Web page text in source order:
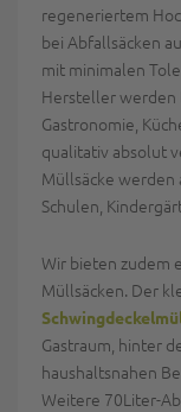
regeneriertem
bei Abfallsäcken
mit minimalen
Hersteller werden
Gastronomie,
qualitativ absolut
Müllsäcke werden
Schulen,
Wir bieten zudem
Müllsäcken. Der
Gastraum, hinter
haushaltsnahen
Weitere 70Liter-